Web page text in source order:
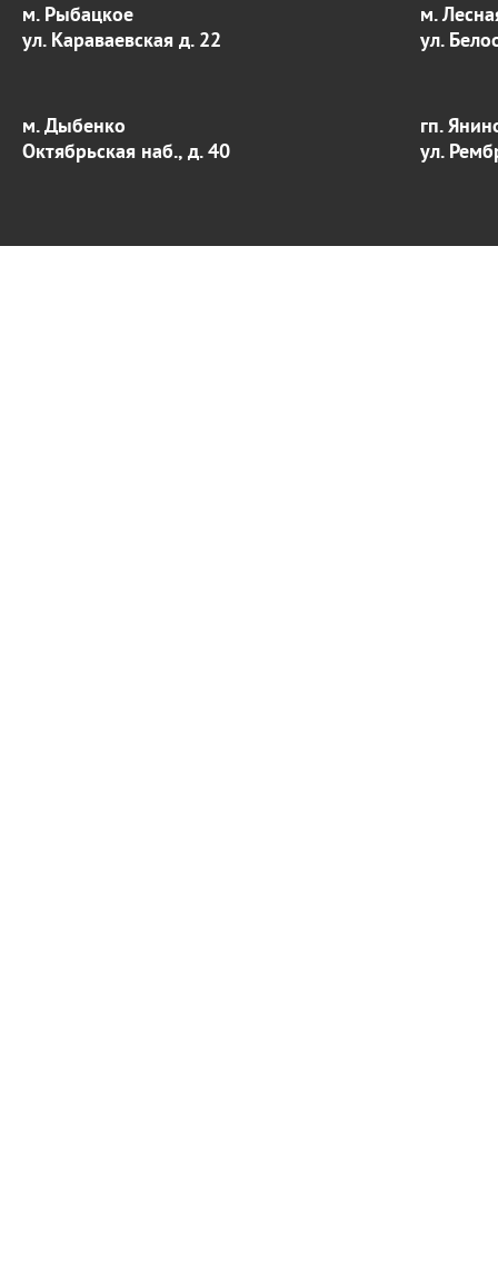
м. Рыбацкое
ул. Караваевская д. 22
м.
ул.
м. Дыбенко
Октябрьская наб., д. 40
гп.
ул.